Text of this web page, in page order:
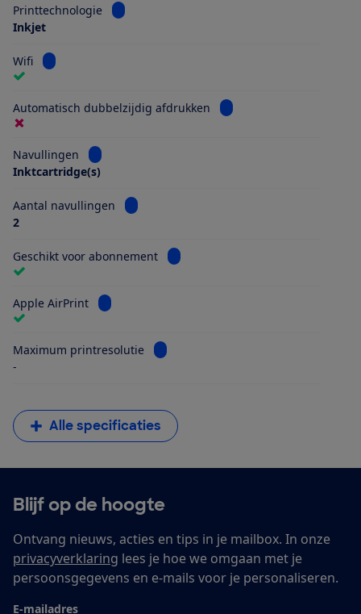
Printtechnologie
Bekijk informatie voor Printtechnologie
Inkjet
Wifi Bekijk informatie voor Wifi
Automatisch dubbelzijdig afdrukken Bekijk informatie voor
Navullingen
Bekijk informatie voor Navullingen
Inktcartridge(s)
Aantal navullingen
Bekijk informatie voor Aantal navullingen
2
Geschikt voor abonnement Bekijk informatie voor Geschikt
Apple AirPrint Bekijk informatie voor Apple AirPrint
Maximum printresolutie
Bekijk informatie voor Maximum
-
Alle specificaties
Blijf op de hoogte
Ontvang nieuws, acties en tips in je mailbox. In onze
privacyverklaring lees je hoe we omgaan met je
persoonsgegevens en e-mails voor je personaliseren.
E-mailadres